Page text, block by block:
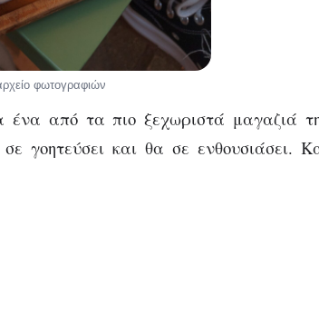
φωτογραφιών
ένα από τα πιο ξεχωριστά μαγαζιά
γοητεύσει και θα σε ενθουσιάσει.